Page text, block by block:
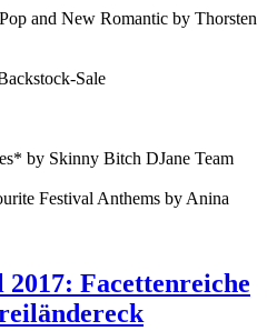
and New Romantic by Thorsten
Sale
by Skinny Bitch DJane Team
Festival Anthems by Anina
Facettenreiche